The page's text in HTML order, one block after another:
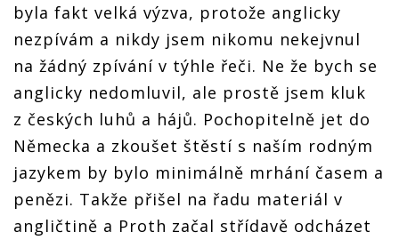
byla fakt velká výzva, protože anglicky
nezpívám a nikdy jsem nikomu nekejvnul
na žádný zpívání v týhle řeči. Ne že bych se
anglicky nedomluvil, ale prostě jsem kluk
z českých luhů a hájů. Pochopitelně jet do
Německa a zkoušet štěstí s naším rodným
jazykem by bylo minimálně mrhání časem a
penězi. Takže přišel na řadu materiál v
angličtině a Proth začal střídavě odcházet